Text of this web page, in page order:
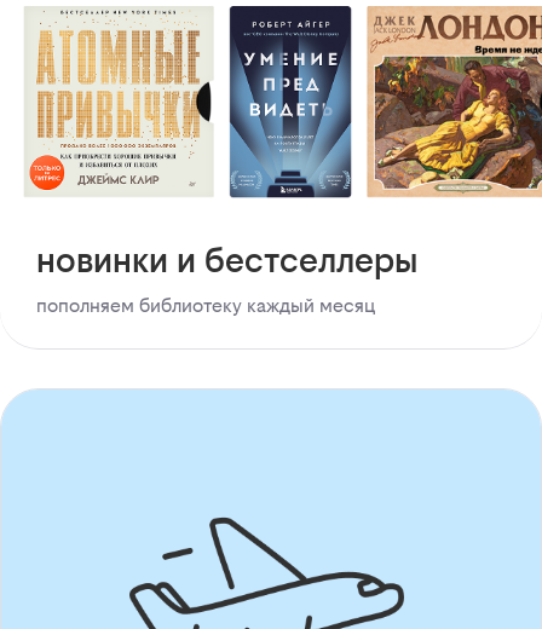
новинки и бестселлеры
пополняем библиотеку каждый месяц